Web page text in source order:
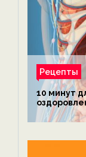
Рецепты
10 минут